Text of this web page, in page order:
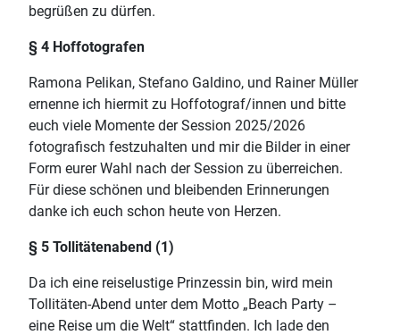
begrüßen zu dürfen.
§ 4 Hoffotografen
Ramona Pelikan, Stefano Galdino, und Rainer Müller
ernenne ich hiermit zu Hoffotograf/innen und bitte
euch viele Momente der Session 2025/2026
fotografisch festzuhalten und mir die Bilder in einer
Form eurer Wahl nach der Session zu überreichen.
Für diese schönen und bleibenden Erinnerungen
danke ich euch schon heute von Herzen.
§ 5 Tollitätenabend (1)
Da ich eine reiselustige Prinzessin bin, wird mein
Tollitäten-Abend unter dem Motto „Beach Party –
eine Reise um die Welt“ stattfinden. Ich lade den